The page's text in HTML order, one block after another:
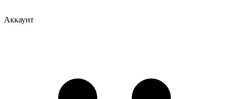
Аккаунт